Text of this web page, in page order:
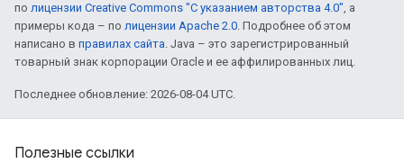
по лицензии Creative Commons "С указанием авторства 4.0", а
примеры кода – по лицензии Apache 2.0. Подробнее об этом
написано в правилах сайта. Java – это зарегистрированный
товарный знак корпорации Oracle и ее аффилированных лиц.
Последнее обновление: 2026-08-04 UTC.
Полезные ссылки